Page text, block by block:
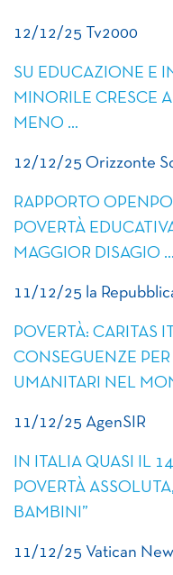
12/12/25 Tv2000
SU EDUCAZIONE E
MINORILE CRESCE
MENO …
12/12/25 Orizzonte
RAPPORTO
POVERTÀ
MAGGIOR DISAGIO …
11/12/25 la
POVERTÀ: CARITAS
CONSEGUENZE PER
UMANITARI NEL
11/12/25 AgenSIR
IN ITALIA QUASI IL
POVERTÀ
BAMBINI”
11/12/25 Vatican